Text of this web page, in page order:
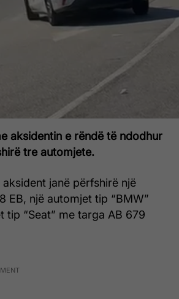
aksidentin e rëndë të ndodhur
tre automjete.
janë përfshirë një
EB, një automjet tip “BMW”
tip “Seat” me targa AB 679